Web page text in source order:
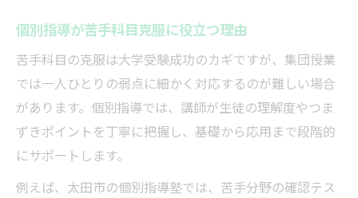
大学受験への情報収集を個別指導で強化
個別指導が苦手科目克服に役立つ理由
苦手科目の克服は大学受験成功のカギですが、集団授業
では一人ひとりの弱点に細かく対応するのが難しい場合
があります。個別指導では、講師が生徒の理解度やつま
ずきポイントを丁寧に把握し、基礎から応用まで段階的
にサポートします。
例えば、太田市の個別指導塾では、苦手分野の確認テス